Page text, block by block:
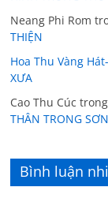
Neang Phi Rom
THIỆN
Hoa Thu Vàng
XƯA
Cao Thu Cúc
THÂN TRONG SƠN
Bình luận